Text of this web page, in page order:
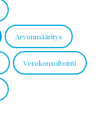
Arvonmääritys
Verokonsultointi